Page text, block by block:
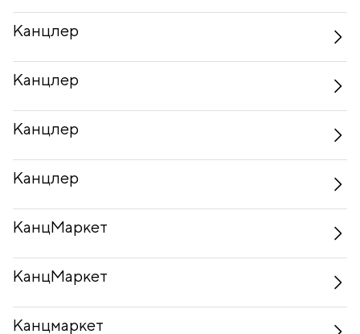
Канцлер
Канцлер
Канцлер
Канцлер
КанцМаркет
КанцМаркет
Канцмаркет